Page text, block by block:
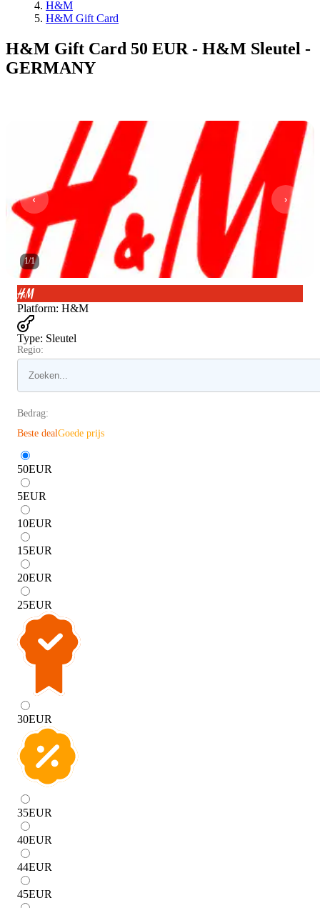
H&M
H&M Gift Card
H&M Gift Card 50 EUR - H&M Sleutel -
GERMANY
1/1
Platform: H&M
Type: Sleutel
Regio:
Bedrag:
Beste dealGoede prijs
50EUR
5EUR
10EUR
15EUR
20EUR
25EUR
30EUR
35EUR
40EUR
44EUR
45EUR